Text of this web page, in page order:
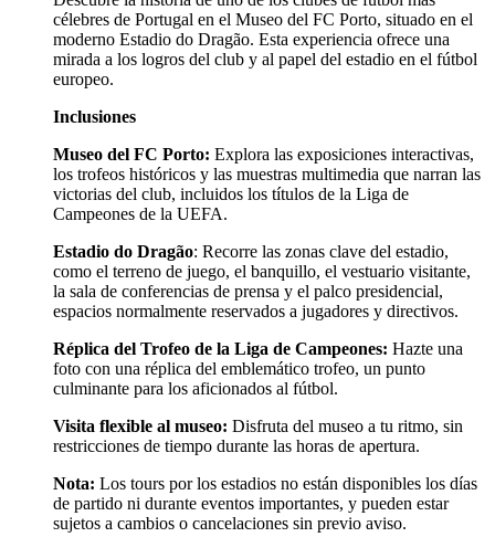
célebres de Portugal en el Museo del FC Porto, situado en el
moderno Estadio do Dragão. Esta experiencia ofrece una
mirada a los logros del club y al papel del estadio en el fútbol
europeo.
Inclusiones
Museo del FC Porto: Explora las exposiciones interactivas,
los trofeos históricos y las muestras multimedia que narran las
victorias del club, incluidos los títulos de la Liga de
Campeones de la UEFA.
Estadio do Dragão: Recorre las zonas clave del estadio,
como el terreno de juego, el banquillo, el vestuario visitante,
la sala de conferencias de prensa y el palco presidencial,
espacios normalmente reservados a jugadores y directivos.
Réplica del Trofeo de la Liga de Campeones: Hazte una
foto con una réplica del emblemático trofeo, un punto
culminante para los aficionados al fútbol.
Visita flexible al museo: Disfruta del museo a tu ritmo, sin
restricciones de tiempo durante las horas de apertura.
Nota: Los tours por los estadios no están disponibles los días
de partido ni durante eventos importantes, y pueden estar
sujetos a cambios o cancelaciones sin previo aviso.